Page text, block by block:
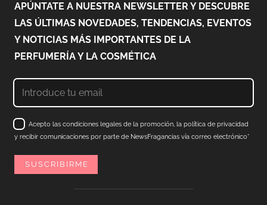
APÚNTATE A NUESTRA NEWSLETTER Y DESCUBRE
LAS ÚLTIMAS NOVEDADES, TENDENCIAS, EVENTOS
Y NOTICIAS MÁS IMPORTANTES DE LA
PERFUMERÍA Y LA COSMÉTICA
Acepto las condiciones legales de la promoción, la política de privacidad
y recibir comunicaciones por parte de NewsFragancias vía correo electrónico*